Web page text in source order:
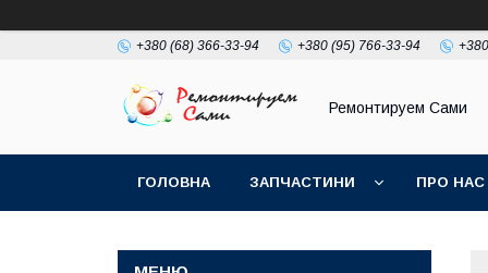
+380 (68) 366-33-94 +380 (95) 766-33-94
Ремонтируем Сами
ГОЛОВНА ЗАПЧАСТИНИ ПРО НАС